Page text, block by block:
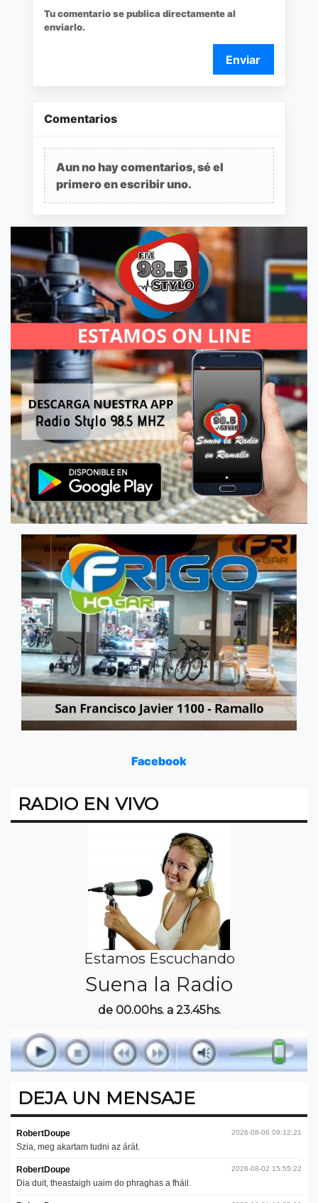
Tu comentario se publica directamente al
enviarlo.
Enviar
Comentarios
Aun no hay comentarios, sé el
primero en escribir uno.
Facebook
RADIO EN VIVO
Estamos Escuchando
Suena la Radio
de 00.00hs. a 23.45hs.
DEJA UN MENSAJE